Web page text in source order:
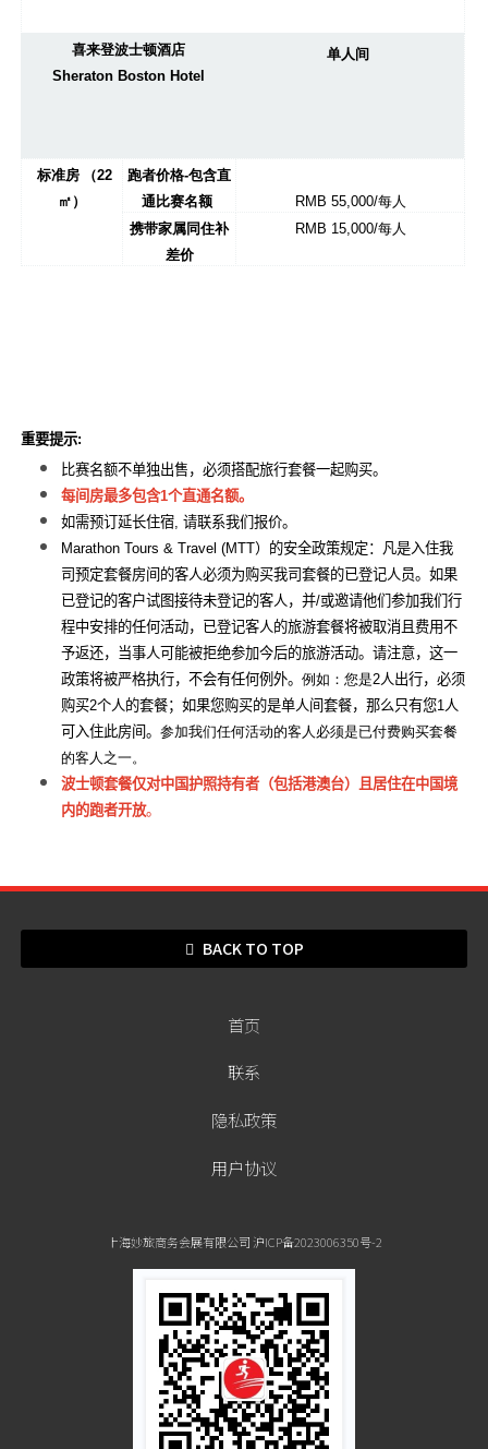
喜来登波士顿酒店
Sheraton Boston Hotel
单人间
标准房 （22
㎡）
跑者价格-包含直
通比赛名额
RMB 55,000/每人
携带家属同住补
差价
RMB 15,000/每人
重要提示:
比赛名额不单独出售，必须搭配旅行套餐一起购买。
每间房最多包含1个直通名额。
如需预订延长住宿 请联系我们报价。
Marathon Tours & Travel (MTT）的安全政策规定：凡是入住我
司预定套餐房间的客人必须为购买我司套餐的已登记人员。如果
已登记的客户试图接待未登记的客人，并/或邀请他们参加我们行
程中安排的任何活动，已登记客人的旅游套餐将被取消且费用不
予返还，当事人可能被拒绝参加今后的旅游活动。请注意，这一
政策将被严格执行，不会有任何例外。例如：您是2人出行，必须
购买2个人的套餐；如果您购买的是单人间套餐，那么只有您1 人
可入住此房间。参加我们任何活动的客人必须是已付费购买套餐
的客人之一。
波士顿套餐仅对中国护照持有者（包括港澳台）且居住在中国境
内的跑者开放。
BACK TO TOP
首页
联系
隐私政策
用户协议
上海妙旅商务会展有限公司 沪ICP备2023006350号-2